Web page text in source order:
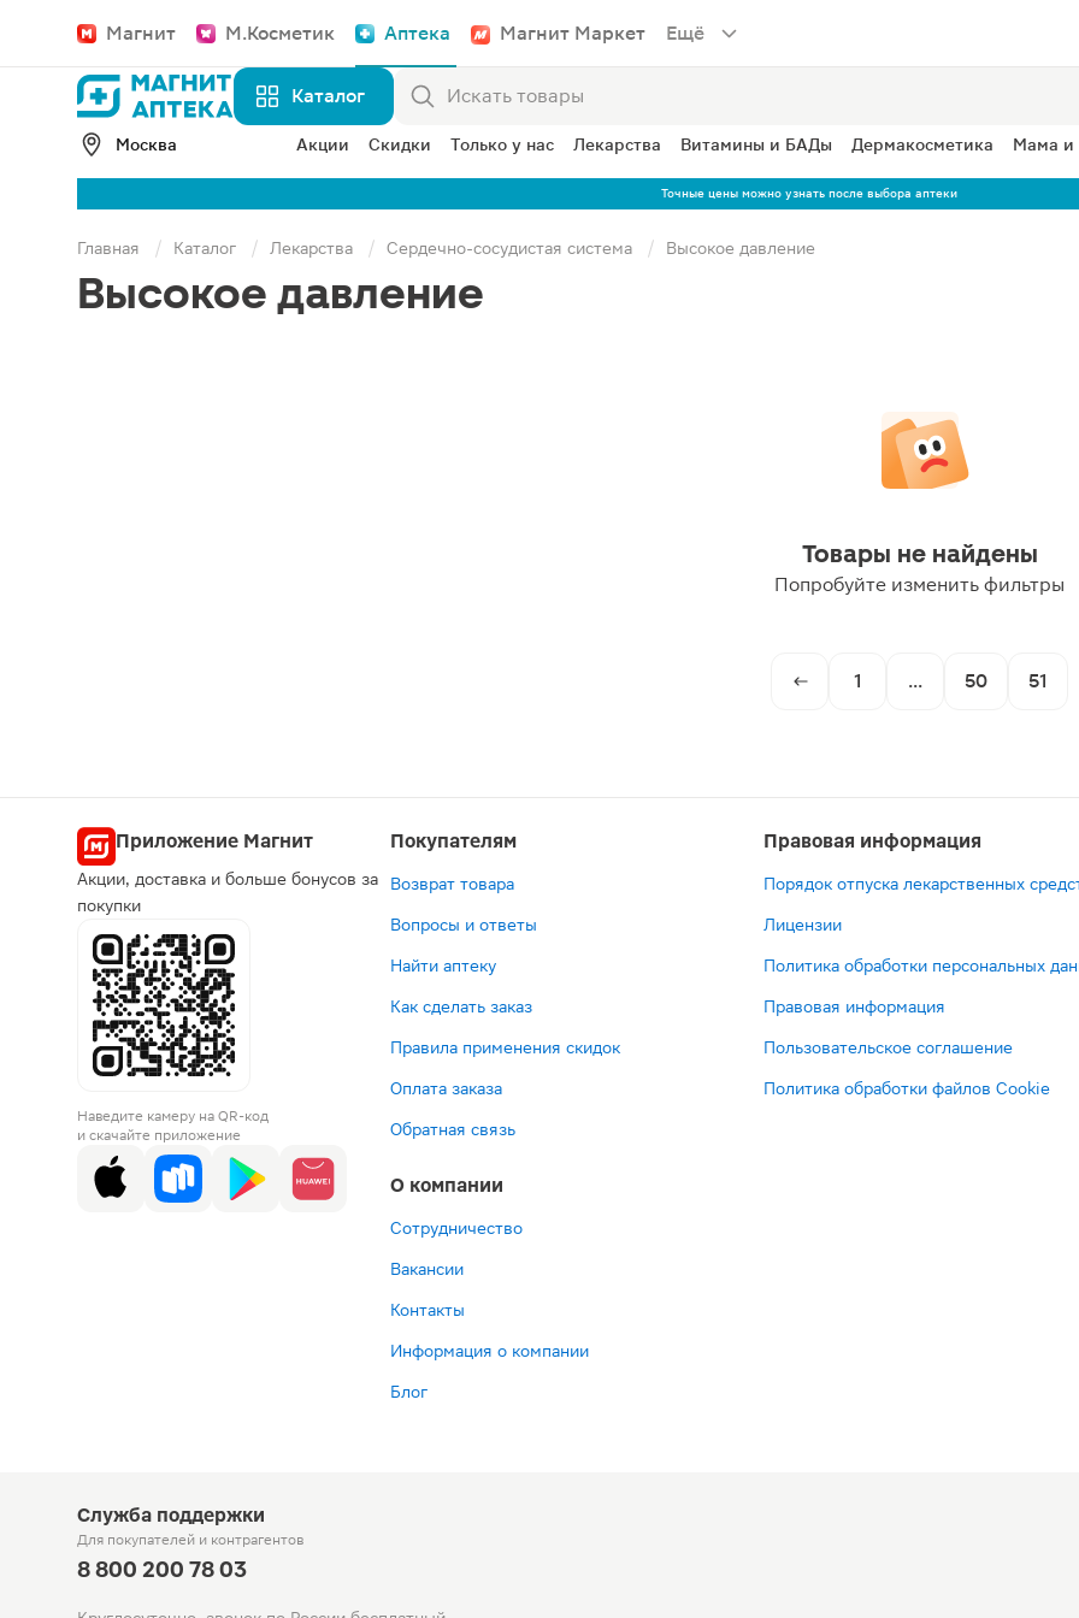
Магнит М.Косметик Аптека Магнит Маркет Ещё
Каталог
Москва Акции Скидки Только у нас Лекарства Витамины и БАДы Дермакосметика Мама и
Точные цены можно узнать после выбора аптеки
Главная Каталог Лекарства Сердечно-сосудистая система Высокое давление
Высокое давление
Товары не найдены
Попробуйте изменить фильтры
1 ... 50 51
Приложение Магнит
Акции, доставка и больше бонусов за
покупки
Наведите камеру на QR-код
и скачайте приложение
Покупателям
Возврат товара
Вопросы и ответы
Найти аптеку
Как сделать заказ
Правила применения скидок
Оплата заказа
Обратная связь
О компании
Сотрудничество
Вакансии
Контакты
Информация о компании
Блог
Правовая информация
Порядок отпуска лекарственных
Лицензии
Политика обработки персональных
Правовая информация
Пользовательское соглашение
Политика обработки файлов Cookie
Служба поддержки
Для покупателей и контрагентов
8 800 200 78 03